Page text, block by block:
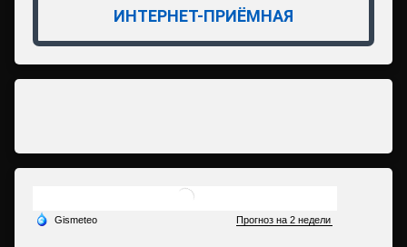
ИНТЕРНЕТ-ПРИЁМНАЯ